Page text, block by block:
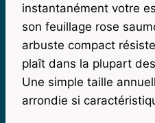
instantanément votre
son feuillage rose
arbuste compact
plaît dans la plupart
Une simple taille
arrondie si